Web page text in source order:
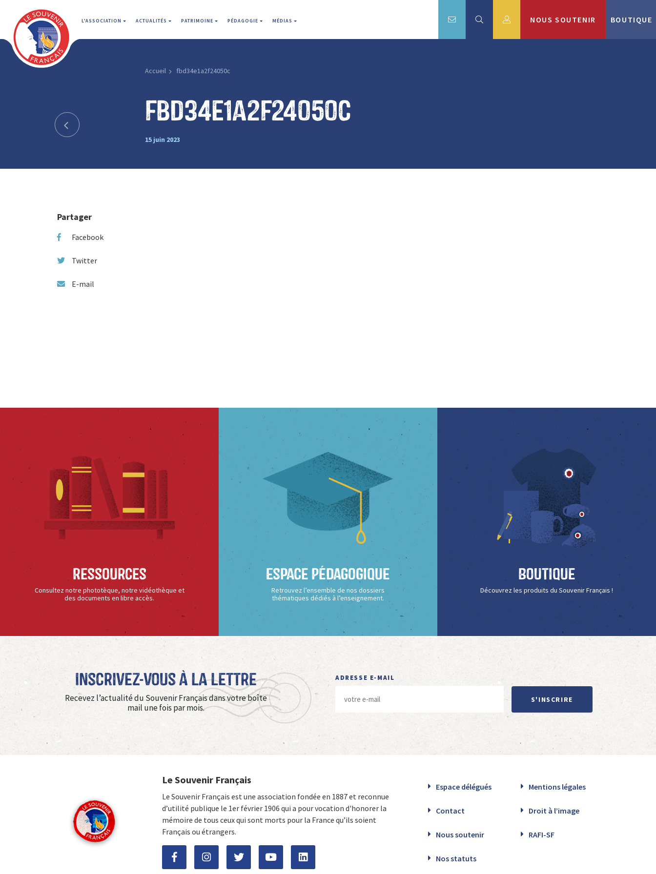
L'ASSOCIATION ACTUALITÉS PATRIMOINE PÉDAGOGIE MÉDIAS NOUS SOUTENIR BOUTIQUE
Accueil fbd34e1a2f24050c
fbd34e1a2f24050c
15 juin 2023
Partager
Facebook
Twitter
E-mail
Ressources
Consultez notre phototèque, notre vidéothèque et
des documents en libre accès.
Espace Pédagogique
Retrouvez l’ensemble de nos dossiers
thématiques dédiés à l’enseignement.
Boutique
Découvrez les produits du Souvenir Français !
Inscrivez-vous à La Lettre
Recevez l’actualité du Souvenir Français dans votre boîte
mail une fois par mois.
ADRESSE E-MAIL
S'INSCRIRE
Le Souvenir Français
Le Souvenir Français est une association fondée en 1887 et reconnue
d’utilité publique le 1er février 1906 qui a pour vocation d'honorer la
mémoire de tous ceux qui sont morts pour la France qu’ils soient
Français ou étrangers.
Espace délégués Mentions légales
Contact Droit à l’image
Nous soutenir RAFI-SF
Nos statuts